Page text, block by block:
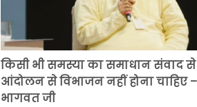
किसी भी समस्या का समाधान संवाद
आंदोलन से विभाजन नहीं होना चाहिए –
भागवत जी